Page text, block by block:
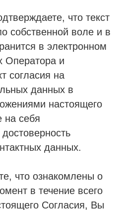
что текст
собственной воле и в
в электронном
Оператора и
согласия на
данных в
настоящего
на себя
достоверность
данных.
что ознакомлены о
в течение всего
Согласия, Вы